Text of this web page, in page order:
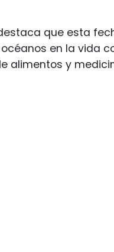
que esta
en la vida
alimentos y